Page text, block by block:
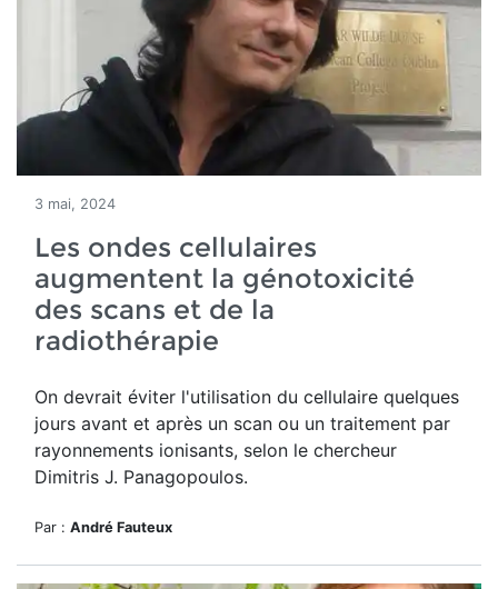
3 mai, 2024
Les ondes cellulaires
augmentent la génotoxicité
des scans et de la
radiothérapie
On devrait éviter l'utilisation du cellulaire quelques
jours avant et après un scan ou un traitement par
rayonnements ionisants, selon le chercheur
Dimitris J. Panagopoulos.
Par : André Fauteux